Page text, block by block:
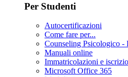
Per Studenti
Autocertificazioni
Come fare per...
Counseling Psicologico -
Manuali online
Immatricolazioni e
Microsoft Office 365